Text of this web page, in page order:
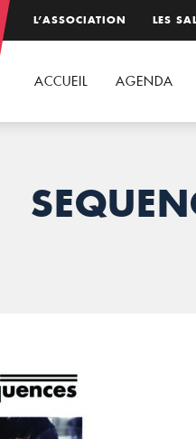
L’ASSOCIATION LES
ACCUEIL AGENDA